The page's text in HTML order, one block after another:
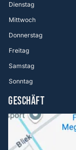
Dienstag
Mittwoch
Donnerstag
Freitag
Samstag
Sonntag
GESCHÄFT